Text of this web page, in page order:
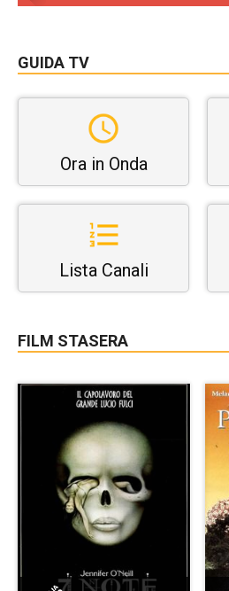
GUIDA TV
Ora in Onda
Lista Canali
FILM STASERA